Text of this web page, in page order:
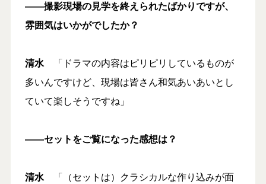
――撮影現場の見学を終えられたばかりですが、
雰囲気はいかがでしたか？
清水「ドラマの内容はピリピリしているものが
多いんですけど、現場は皆さん和気あいあいとし
ていて楽しそうですね」
――セットをご覧になった感想は？
清水「（セットは）クラシカルな作り込みが面